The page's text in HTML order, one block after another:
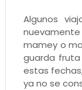
Algunos
mamey o
guarda
estas
ya no se